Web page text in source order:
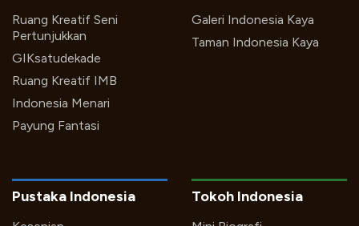
Ruang Kreatif Seni
Pertunjukkan
GIKsatudekade
Ruang Kreatif IMB
Indonesia Menari
Payung Fantasi
Galeri Indonesia Kaya
Taman Indonesia Kaya
Pustaka Indonesia Tokoh Indonesia